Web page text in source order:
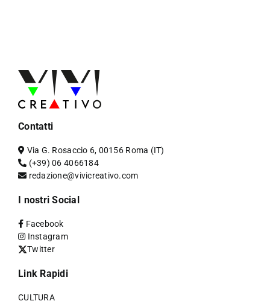
Contatti
Via G. Rosaccio 6, 00156 Roma (IT)
(+39) 06 4066184
redazione@vivicreativo.com
I nostri Social
Facebook
Instagram
Twitter
Link Rapidi
CULTURA